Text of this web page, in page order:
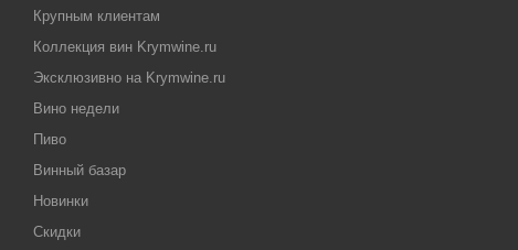
Крупным клиентам
Коллекция вин Krymwine.ru
Эксклюзивно на Krymwine.ru
Вино недели
Пиво
Винный базар
Новинки
Скидки